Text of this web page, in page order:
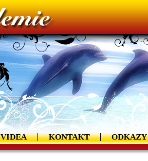
ODKAZY
KONTAKT
VIDEA